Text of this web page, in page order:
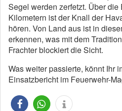
Segel werden zerfetzt. Über
Kilometern ist der Knall der
hören. Von Land aus ist in
erkennen, was mit dem
Frachter blockiert die Sicht.
Was weiter passierte, könnt Ihr
Einsatzbericht im Feuerwehr-